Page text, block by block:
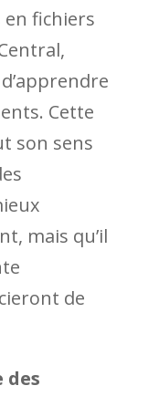
fichiers
Cette
son sens
mais qu’il
de
des